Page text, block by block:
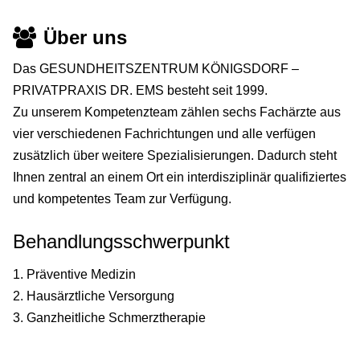
Über uns
Das GESUNDHEITSZENTRUM KÖNIGSDORF –
PRIVATPRAXIS DR. EMS besteht seit 1999.
Zu unserem Kompetenzteam zählen sechs Fachärzte aus
vier verschiedenen Fachrichtungen und alle verfügen
zusätzlich über weitere Spezialisierungen. Dadurch steht
Ihnen zentral an einem Ort ein interdisziplinär qualifiziertes
und kompetentes Team zur Verfügung.
Behandlungsschwerpunkt
1. Präventive Medizin
2. Hausärztliche Versorgung
3. Ganzheitliche Schmerztherapie